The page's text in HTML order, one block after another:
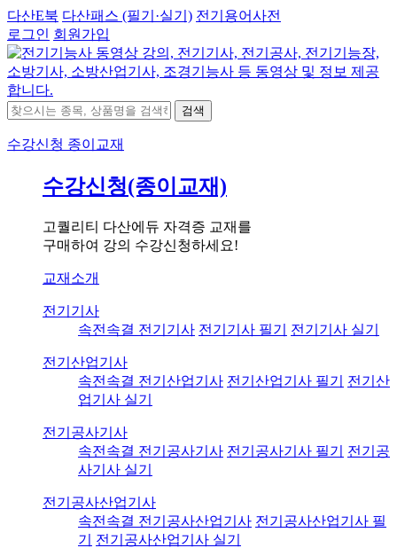
다산E북 다산패스 (필기·실기) 전기용어사전
로그인 회원가입
검색
수강신청 종이교재
수강신청(종이교재)
고퀄리티 다산에듀 자격증 교재를
구매하여 강의 수강신청하세요!
교재소개
전기기사
속전속결 전기기사 전기기사 필기 전기기사 실기
전기산업기사
속전속결 전기산업기사 전기산업기사 필기
전기산
업기사 실기
전기공사기사
속전속결 전기공사기사 전기공사기사 필기
전기공
사기사 실기
전기공사산업기사
속전속결 전기공사산업기사 전기공사산업기사 필
기
전기공사산업기사 실기